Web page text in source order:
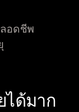
อดชีพ
ได้มาก